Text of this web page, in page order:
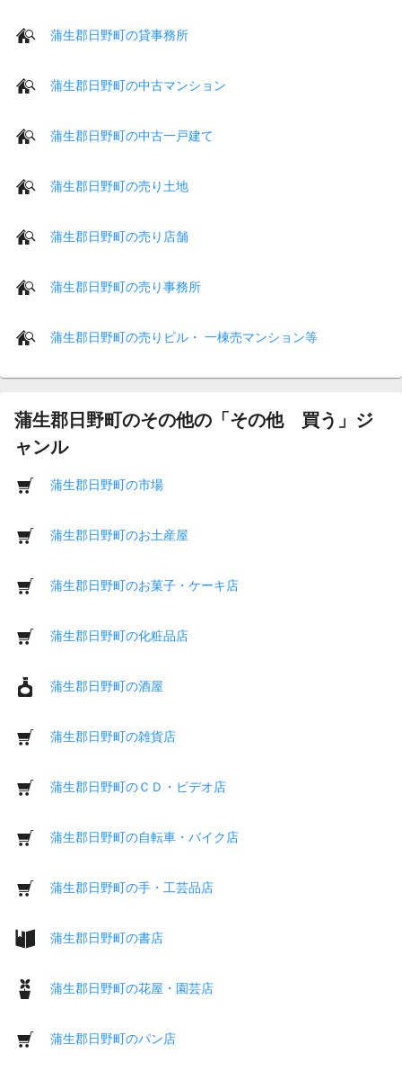
蒲生郡日野町の貸事務所
蒲生郡日野町の中古マンション
蒲生郡日野町の中古一戸建て
蒲生郡日野町の売り土地
蒲生郡日野町の売り店舗
蒲生郡日野町の売り事務所
蒲生郡日野町の売りビル・ 一棟売マンション等
蒲生郡日野町のその他の「その他 買う」ジ
ャンル
蒲生郡日野町の市場
蒲生郡日野町のお土産屋
蒲生郡日野町のお菓子・ケーキ店
蒲生郡日野町の化粧品店
蒲生郡日野町の酒屋
蒲生郡日野町の雑貨店
蒲生郡日野町のＣＤ・ビデオ店
蒲生郡日野町の自転車・バイク店
蒲生郡日野町の手・工芸品店
蒲生郡日野町の書店
蒲生郡日野町の花屋・園芸店
蒲生郡日野町のパン店